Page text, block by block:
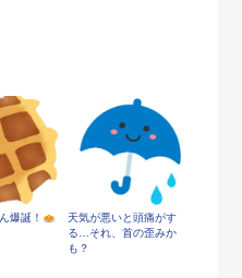
爆誕！
天気が悪いと頭痛がす
る…それ、首の歪みか
も？